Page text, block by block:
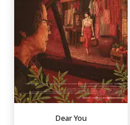
Dear You